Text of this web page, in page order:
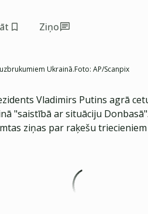
Ziņo
Ukrainā.Foto: AP/Scanpix
Vladimirs Putins agrā
"saistībā ar situāciju
ziņas par raķešu